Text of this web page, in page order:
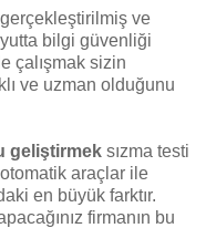
gerçekleştirilmiş ve
bilgi güvenliği
çalışmak sizin
ve uzman olduğunu
geliştirmek sızma testi
araçlar ile
en büyük farktır.
firmanın bu